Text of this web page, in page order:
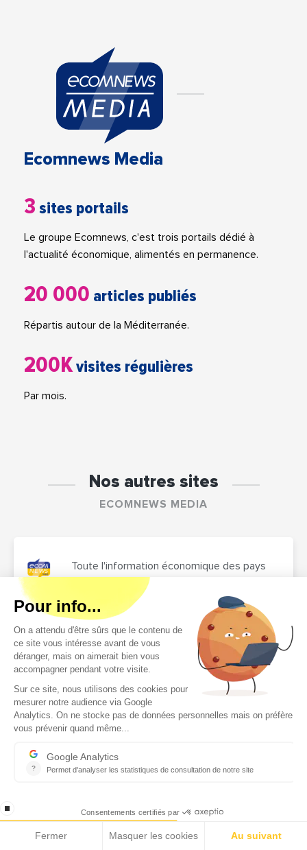
Ecomnews Media
3 sites portails
Le groupe Ecomnews, c'est trois portails dédié à
l'actualité économique, alimentés en permanence.
20 000 articles publiés
Répartis autour de la Méditerranée.
200Kvisites régulières
Par mois.
Nos autres sites
ECOMNEWS MEDIA
Toute l'information économique des pays
de la Méditerrannée en temps réel
Nos audiences sur les réseaux sociaux
1,2M 87K 1,49M 2,1K
Toute l’information économique des pays
d’Afrique en temps réel
Nos audiences sur les réseaux sociaux